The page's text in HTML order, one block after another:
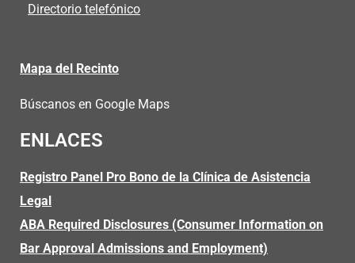
Directorio telefónico
Mapa del Recinto
Búscanos en Google Maps
ENLACES
Registro Panel Pro Bono de la Clínica de Asistencia
Legal
ABA Required Disclosures (Consumer Information on
Bar Approval Admissions and Employment)